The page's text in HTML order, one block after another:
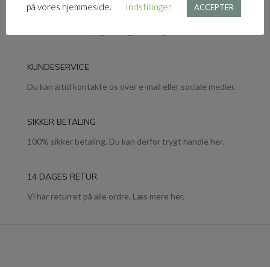
GRATIS FRAGT
KUNDESERVICE
Du kan altid kontakte os over e-mail eller sociale medier.
SIKKER BETALING
100% sikker betaling. Du kan derfor trygt handle her.
14 DAGES RETUR
Vi har returret på alle ordre. Læs mere her.
på vores hjemmeside.
Indstillinger ACCEPTER